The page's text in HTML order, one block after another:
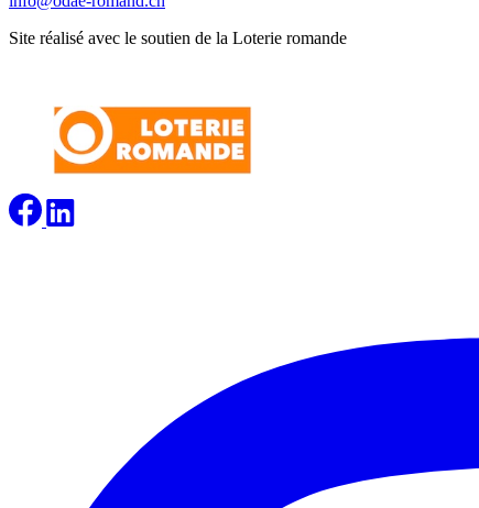
Site réalisé avec le soutien de la Loterie romande